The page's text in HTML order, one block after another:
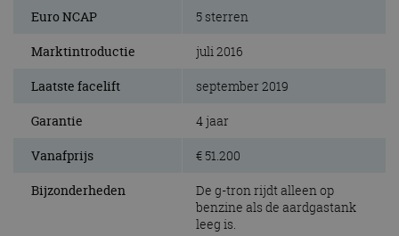
Euro NCAP 5 sterren
Marktintroductie juli 2016
Laatste facelift september 2019
Garantie 4 jaar
Vanafprijs € 51.200
Bijzonderheden
De g-tron rijdt alleen op
benzine als de aardgastank
leeg is.